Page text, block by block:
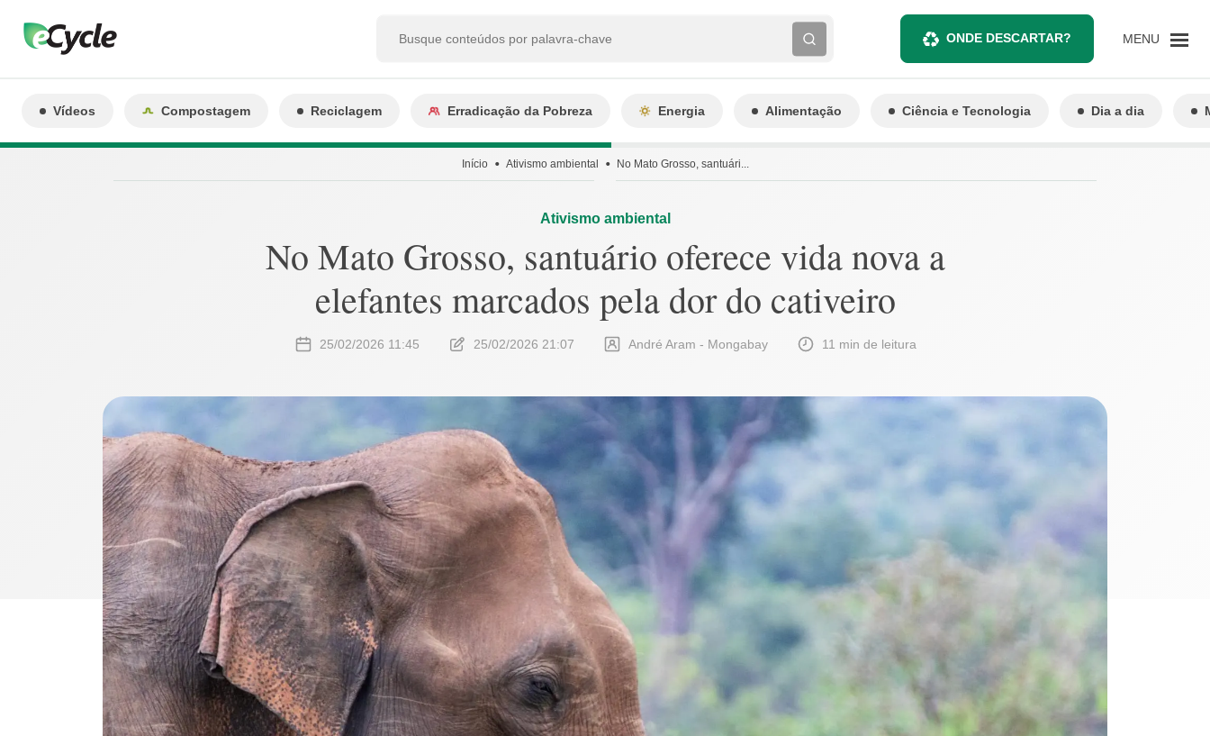
ONDE DESCARTAR? MENU
Vídeos Compostagem Reciclagem Erradicação da Pobreza Energia Alimentação Ciência e Tecnologia Dia a dia
Início Ativismo ambiental No Mato Grosso, santuári...
Ativismo ambiental
No Mato Grosso, santuário oferece vida nova a
elefantes marcados pela dor do cativeiro
25/02/2026 11:45 25/02/2026 21:07 André Aram - Mongabay 11 min de leitura